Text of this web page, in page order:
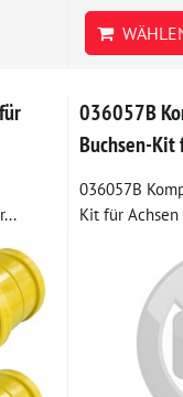
036057B
Buchsen-Kit
036057B
Kit für Achsen